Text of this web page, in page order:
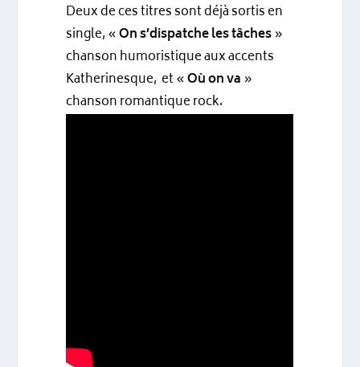
Deux de ces titres sont déjà sortis en
single, «On s’dispatche les tâches»
chanson humoristique aux accents
Katherinesque, et «Où on va »
chanson romantique rock.